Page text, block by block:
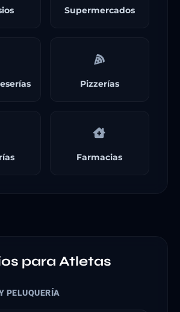
Supermercados
Pizzerías
Farmacias
para Atletas
PELUQUERÍA